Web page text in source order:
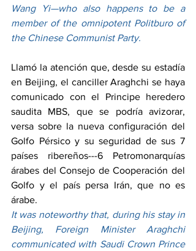
Wang Yi—who also happens to be a
member of the omnipotent Politburo of
the Chinese Communist Party.
Llamó la atención que, desde su estadía
en Beijing, el canciller Araghchi se haya
comunicado con el Principe heredero
saudita MBS, que se podría avizorar,
versa sobre la nueva configuración del
Golfo Pérsico y su seguridad de sus 7
países ribereños---6 Petromonarquías
árabes del Consejo de Cooperación del
Golfo y el país persa Irán, que no es
árabe.
It was noteworthy that, during his stay in
Beijing, Foreign Minister Araghchi
communicated with Saudi Crown Prince